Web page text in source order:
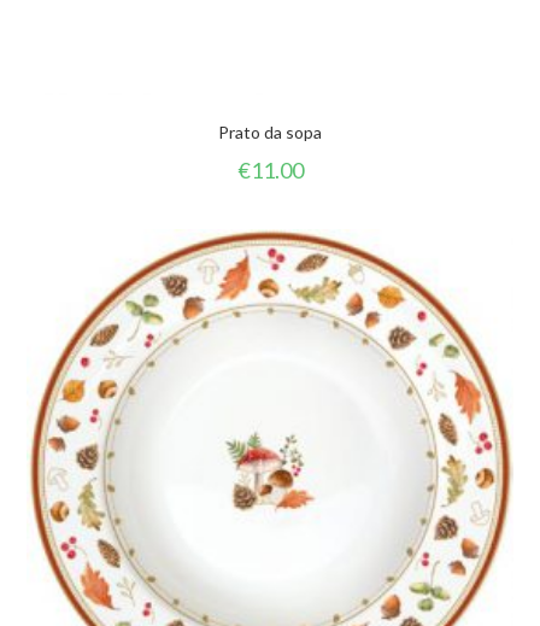
Prato da sopa
€11.00